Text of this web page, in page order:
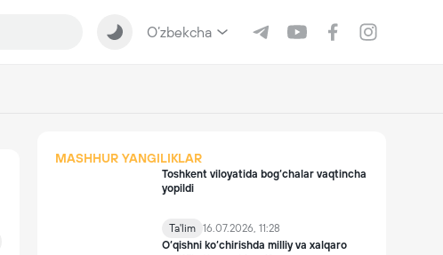
O‘zbekcha
MASHHUR YANGILIKLAR
Toshkent viloyatida bog‘chalar vaqtincha
yopildi
Ta'lim 16.07.2026, 11:28
O‘qishni ko‘chirishda milliy va xalqaro